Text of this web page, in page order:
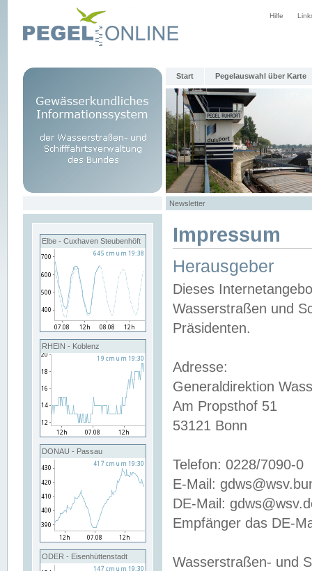
Hilfe
Start Pegelauswahl über Karte
Newsletter
Elbe - Cuxhaven Steubenhöft
RHEIN - Koblenz
DONAU - Passau
ODER - Eisenhüttenstadt
Impressum
Herausgeber
Dieses
Wasserstraßen und
Präsidenten.
Adresse:
Generaldirektion
Am Propsthof 51
53121 Bonn
Telefon: 0228/7090-0
E-Mail:
DE-Mail:
Empfänger das DE-
Wasserstraßen- und